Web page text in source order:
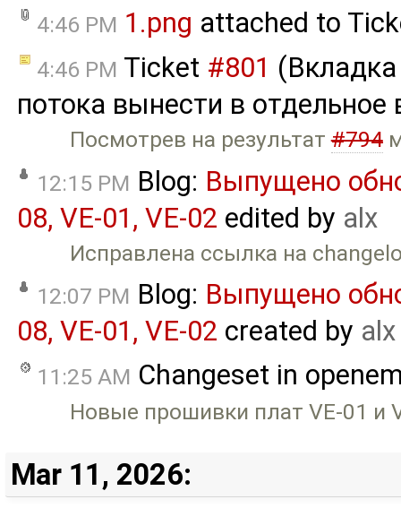
4:46 PM 1.png attached to
4:46 PM Ticket #801
потока вынести в
Посмотрев на результат#794
12:15 PM Blog: Выпущено
08, VE-01, VE-02 edited by alx
Исправлена ссылка на
12:07 PM Blog: Выпущено
08, VE-01, VE-02 created by alx
11:25 AM Changeset in
Новые прошивки плат VE-01 и
Mar 11, 2026: